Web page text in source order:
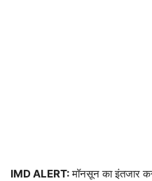
IMD ALERT:मॉनसून का इंतजार